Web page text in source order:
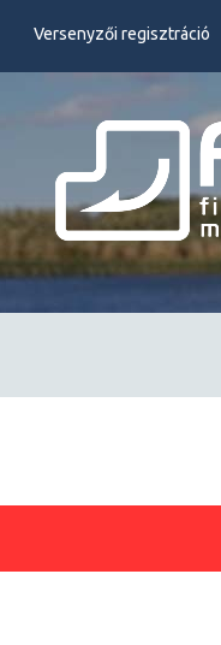
Versenyzői regisztráció